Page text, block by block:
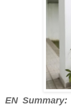
EN Summary: